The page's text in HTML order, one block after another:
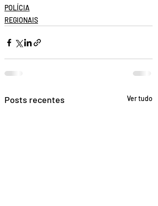
POLÍCIA
REGIONAIS
Posts recentes Ver tudo